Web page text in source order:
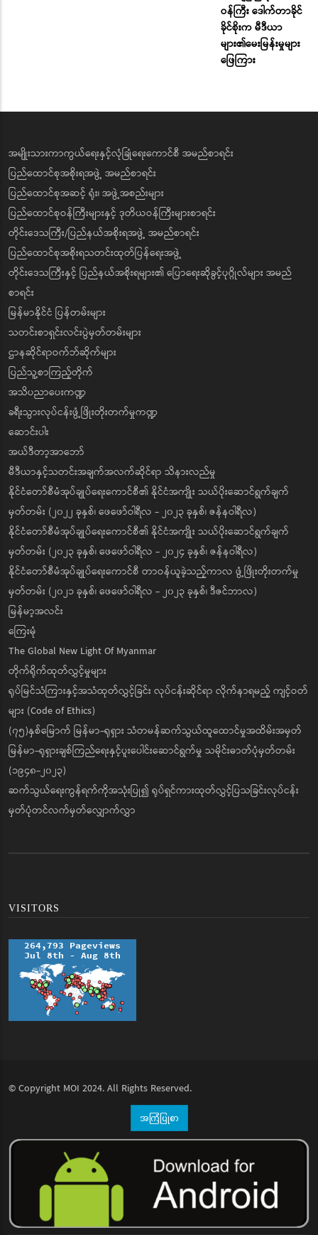
ဝန်ကြီး ဒေါက်တာခိုင်
ခိုင်စိုးက မီဒီယာ
များ၏မေးမြန်းမှုများ
ဖြေကြား
အမျိုးသားကာကွယ်ရေးနှင့်လုံခြုံရေးကောင်စီ အမည်စာရင်း
ပြည်ထောင်စုအစိုးရအဖွဲ့ အမည်စာရင်း
ပြည်ထောင်စုအဆင့် ရုံး၊ အဖွဲ့အစည်းများ
ပြည်ထောင်စုဝန်ကြီးများနှင့် ဒုတိယဝန်ကြီးများစာရင်း
တိုင်းဒေသကြီး/ပြည်နယ်အစိုးရအဖွဲ့ အမည်စာရင်း
ပြည်ထောင်စုအစိုးရသတင်းထုတ်ပြန်ရေးအဖွဲ့
တိုင်းဒေသကြီးနှင့် ပြည်နယ်အစိုးရများ၏ ပြောရေးဆိုခွင့်ပုဂ္ဂိုလ်များ အမည်
စာရင်း
မြန်မာနိုင်ငံ ပြန်တမ်းများ
သတင်းစာရှင်းလင်းပွဲမှတ်တမ်းများ
ဌာနဆိုင်ရာဝက်ဘ်ဆိုက်များ
ပြည်သူ့စာကြည့်တိုက်
အသိပညာပေးကဏ္ဍ
ခရီးသွားလုပ်ငန်းဖွံ့ဖြိုးတိုးတက်မှုကဏ္ဍ
ဆောင်းပါး
အယ်ဒီတာ့အာဘော်
မီဒီယာနှင့်သတင်းအချက်အလက်ဆိုင်ရာ သိနားလည်မှု
နိုင်ငံတော်စီမံအုပ်ချုပ်ရေးကောင်စီ၏ နိုင်ငံအကျိုး သယ်ပိုးဆောင်ရွက်ချက်
မှတ်တမ်း (၂၀၂၂ ခုနှစ်၊ ဖေဖော်ဝါရီလ - ၂၀၂၃ ခုနှစ်၊ ဇန်နဝါရီလ)
နိုင်ငံတော်စီမံအုပ်ချုပ်ရေးကောင်စီ၏ နိုင်ငံအကျိုး သယ်ပိုးဆောင်ရွက်ချက်
မှတ်တမ်း (၂၀၂၃ ခုနှစ်၊ ဖေဖော်ဝါရီလ - ၂၀၂၄ ခုနှစ်၊ ဇန်နဝါရီလ)
နိုင်ငံတော်စီမံအုပ်ချုပ်ရေးကောင်စီ တာဝန်ယူခဲ့သည့်ကာလ ဖွံ့ဖြိုးတိုးတက်မှု
မှတ်တမ်း (၂၀၂၁ ခုနှစ်၊ ဖေဖော်ဝါရီလ - ၂၀၂၃ ခုနှစ်၊ ဒီဇင်ဘာလ)
မြန်မာ့အလင်း
ကြေးမုံ
The Global New Light Of Myanmar
တိုက်ရိုက်ထုတ်လွှင့်မှုများ
ရုပ်မြင်သံကြားနှင့်အသံထုတ်လွှင့်ခြင်း လုပ်ငန်းဆိုင်ရာ လိုက်နာရမည့် ကျင့်ဝတ်
များ (Code of Ethics)
(၇၅)နှစ်မြောက် မြန်မာ-ရုရှား သံတမန်ဆက်သွယ်ထူထောင်မှုအထိမ်းအမှတ်
မြန်မာ-ရုရှားချစ်ကြည်ရေးနှင့်ပူးပေါင်းဆောင်ရွက်မှု သမိုင်းဓာတ်ပုံမှတ်တမ်း
(၁၉၄၈-၂၀၂၃)
ဆက်သွယ်ရေးကွန်ရက်ကိုအသုံးပြု၍ ရုပ်ရှင်ကားထုတ်လွှင့်ပြသခြင်းလုပ်ငန်း
မှတ်ပုံတင်လက်မှတ်လျှောက်လွှာ
VISITORS
© Copyright MOI 2024. All Rights Reserved.
အကြံပြုစာ